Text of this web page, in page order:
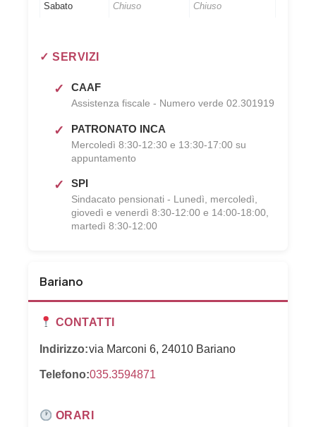
Sabato Chiuso Chiuso
✓ SERVIZI
CAAF
Assistenza fiscale - Numero verde 02.301919
PATRONATO INCA
Mercoledì 8:30-12:30 e 13:30-17:00 su
appuntamento
SPI
Sindacato pensionati - Lunedì, mercoledì,
giovedì e venerdì 8:30-12:00 e 14:00-18:00,
martedì 8:30-12:00
Bariano
CONTATTI
Indirizzo:via Marconi 6, 24010 Bariano
Telefono:035.3594871
ORARI